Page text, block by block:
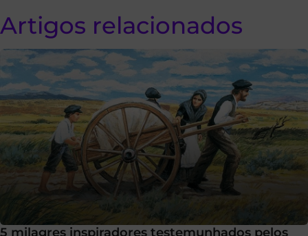
Artigos relacionados
5 milagres inspiradores testemunhados pelos